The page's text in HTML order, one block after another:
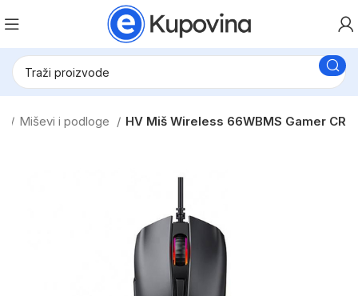
Miševi i podloge HV Miš Wireless 66WBMS Gamer CR